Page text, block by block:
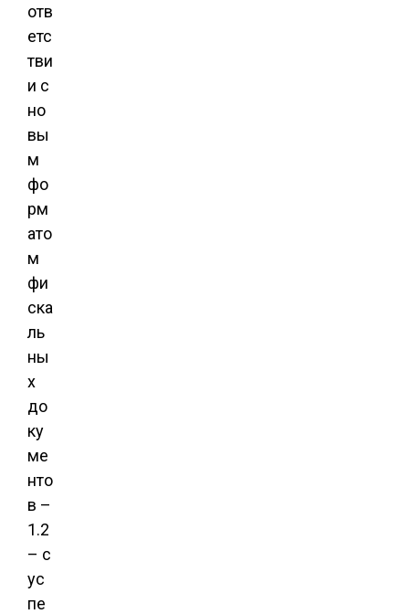
отв
етс
тви
и с
но
вы
м
фо
рм
ато
м
фи
ска
ль
ны
х
до
ку
ме
нто
в –
1.2
– с
ус
пе